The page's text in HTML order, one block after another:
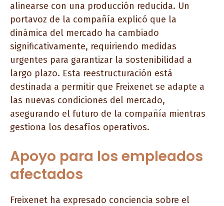
alinearse con una producción reducida. Un
portavoz de la compañía explicó que la
dinámica del mercado ha cambiado
significativamente, requiriendo medidas
urgentes para garantizar la sostenibilidad a
largo plazo. Esta reestructuración está
destinada a permitir que Freixenet se adapte a
las nuevas condiciones del mercado,
asegurando el futuro de la compañía mientras
gestiona los desafíos operativos.
Apoyo para los empleados
afectados
Freixenet ha expresado conciencia sobre el